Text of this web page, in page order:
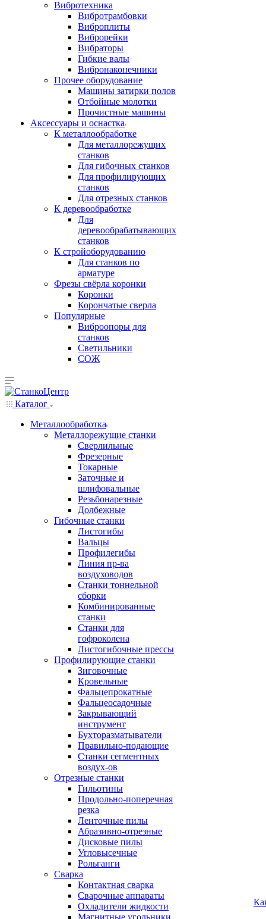
Вибротехника
Вибротрамбовки
Виброплиты
Виброрейки
Вибраторы
Гибкие валы
Вибронаконечники
Прочее оборудование
Машины затирки полов
Отбойные молотки
Прочистные машины
Аксeccyapы и оснастка
К металлообработке
Для металлорежущих
станков
Для гибочных станков
Для профилирующих
станков
Для отрезных станков
К деревообработке
Для
деревообрабатывающих
станков
К стройоборудованию
Для станков по
арматуре
Фрезы свёрла коронки
Коронки
Корончатые сверла
Популярные
Виброопоры для
станков
Светильники
СОЖ
Каталог
Металлообработка
Металлорежущие станки
Сверлильные
Фрезерные
Токарные
Заточные и
шлифовальные
Резьбонарезные
Долбежные
Гибочные станки
Листогибы
Вальцы
Профилегибы
Линия пр-ва
воздуховодов
Станки тоннельной
сборки
Комбинированные
станки
Станки для
гофроколена
Листогибочные прессы
Профилирующие станки
Зиговочные
Кровельные
Фальцепрокатные
Фальцеосадочные
Закрывающий
инструмент
Бухторазматыватели
Правильно-подающие
Станки сегментных
воздух-ов
Отрезные станки
Гильотины
Продольно-поперечная
резка
Ленточные пилы
Абразивно-отрезные
Дисковые пилы
Угловысечные
Рольганги
Сварка
Контактная сварка
Сварочные аппараты
Охладители жидкости
Магнитные угольники